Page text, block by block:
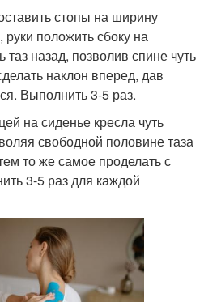
стопы на ширину
положить сбоку на
таз назад, позволив спине чуть
наклон вперед, дав
Выполнить 3-5 раз.
на сиденье кресла чуть
свободной половине таза
то же самое проделать с
3-5 раз для каждой